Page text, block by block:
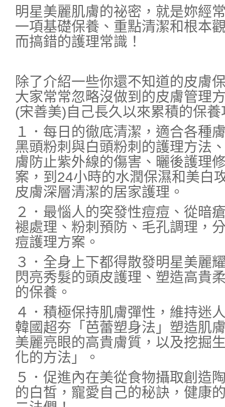
明星美麗肌膚的祕密，就是妳經
一項基礎保養、重點清潔和根本
而搞錯的護理常識！
除了介紹一些你還不知道的皮膚
大家常常忽略沒做到的皮膚管理
(宋善美)自己長久以來累積的保養
１．每日的徹底清潔，適合各種
黑頭粉刺與白頭粉刺的護理方法
膚防止紫外線的傷害、曬後護理
案，到24小時的水潤保濕和美白
皮膚深層清潔的居家護理。
２．最惱人的突發性痘痘、從暗
褪處理、粉刺預防、毛孔調理，
痘護理方案。
３．全身上下都得散發明星美麗
閃亮秀髮的頭皮護理、塑造高貴
的保養。
４．積極保持肌膚彈性，維持迷
韓國超夯「芭蕾塑身法」塑造肌
美麗亮眼的高貴膚質，以及挖掘
化的方法」。
５．促進內在美從食物攝取創造
的白皙，寵愛自己的秘訣，健康